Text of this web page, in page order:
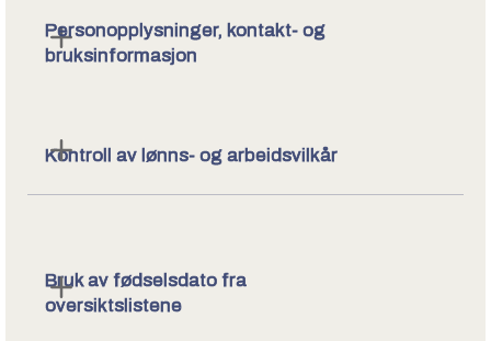
Personopplysninger, kontakt- og
bruksinformasjon
Kontroll av lønns- og arbeidsvilkår
Bruk av fødselsdato fra
oversiktslistene